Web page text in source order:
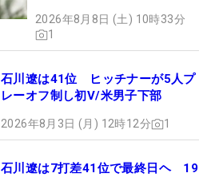
2026年8月8日 (土) 10時33分
1
石川遼は41位 ヒッチナーが5人プ
レーオフ制し初V/米男子下部
2026年8月3日 (月) 12時12分 1
石川遼は7打差41位で最終日ヘ 19